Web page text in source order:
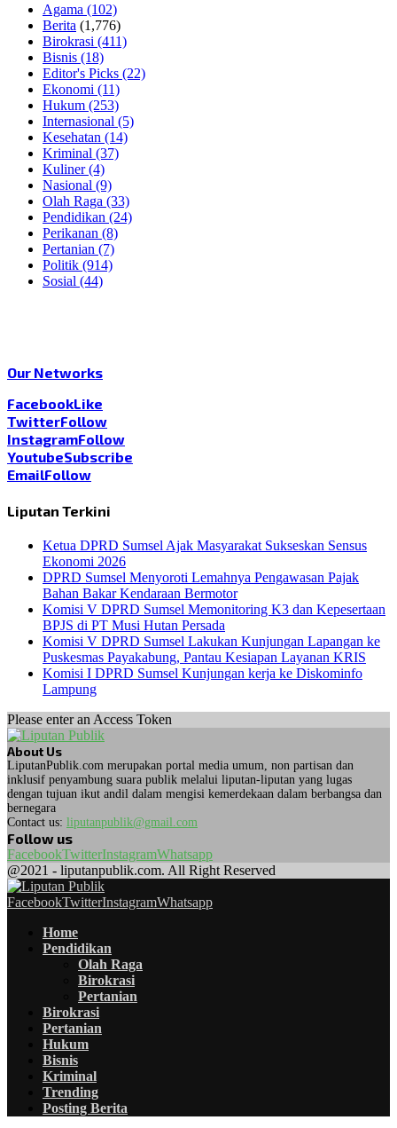
Agama (102)
Berita (1,776)
Birokrasi (411)
Bisnis (18)
Editor's Picks (22)
Ekonomi (11)
Hukum (253)
Internasional (5)
Kesehatan (14)
Kriminal (37)
Kuliner(4)
Nasional (9)
Olah Raga (33)
Pendidikan (24)
Perikanan (8)
Pertanian (7)
Politik (914)
Sosial (44)
Our Networks
FacebookLike
TwitterFollow
InstagramFollow
YoutubeSubscribe
EmailFollow
Liputan Terkini
Ketua DPRD Sumsel Ajak Masyarakat Sukseskan Sensus
Ekonomi 2026
DPRD Sumsel Menyoroti Lemahnya Pengawasan Pajak
Bahan Bakar Kendaraan Bermotor
Komisi V DPRD Sumsel Memonitoring K3 dan Kepesertaan
BPJS di PT Musi Hutan Persada
Komisi V DPRD Sumsel Lakukan Kunjungan Lapangan ke
Puskesmas Payakabung, Pantau Kesiapan Layanan KRIS
Komisi I DPRD Sumsel Kunjungan kerja ke Diskominfo
Lampung
Please enter an Access Token
About Us
LiputanPublik.com merupakan portal media umum, non partisan dan
inklusif penyambung suara publik melalui liputan-liputan yang lugas
dengan tujuan ikut andil dalam mengisi kemerdekaan dalam berbangsa dan
bernegara
Contact us: liputanpublik@gmail.com
Follow us
FacebookTwitterInstagramWhatsapp
@2021 - liputanpublik.com. All Right Reserved
FacebookTwitterInstagramWhatsapp
Home
Pendidikan
Olah Raga
Birokrasi
Pertanian
Birokrasi
Pertanian
Hukum
Bisnis
Kriminal
Trending
Posting Berita